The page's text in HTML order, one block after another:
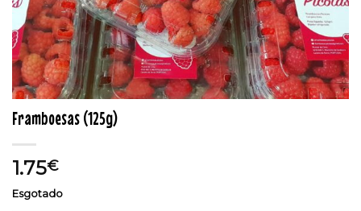
Framboesas (125g)
1.75€
Esgotado